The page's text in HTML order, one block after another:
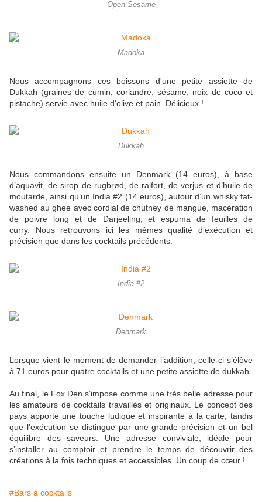
Open Sesame
Madoka
Nous accompagnons ces boissons d'une petite assiette de
Dukkah (graines de cumin, coriandre, sésame, noix de coco et
pistache) servie avec huile d'olive et pain. Délicieux !
Dukkah
Nous commandons ensuite un Denmark (14 euros), à base
d’aquavit, de sirop de rugbrød, de raifort, de verjus et d’huile de
moutarde, ainsi qu’un India #2 (14 euros), autour d’un whisky fat-
washed au ghee avec cordial de chutney de mangue, macération
de poivre long et de Darjeeling, et espuma de feuilles de
curry. Nous retrouvons ici les mêmes qualité d’exécution et
précision que dans les cocktails précédents.
India #2
Denmark
Lorsque vient le moment de demander l’addition, celle-ci s’élève
à 71 euros pour quatre cocktails et une petite assiette de dukkah.
Au final, le Fox Den s’impose comme une très belle adresse pour
les amateurs de cocktails travaillés et originaux. Le concept des
pays apporte une touche ludique et inspirante à la carte, tandis
que l’exécution se distingue par une grande précision et un bel
équilibre des saveurs. Une adresse conviviale, idéale pour
s’installer au comptoir et prendre le temps de découvrir des
créations à la fois techniques et accessibles. Un coup de cœur !
#Bars à cocktails